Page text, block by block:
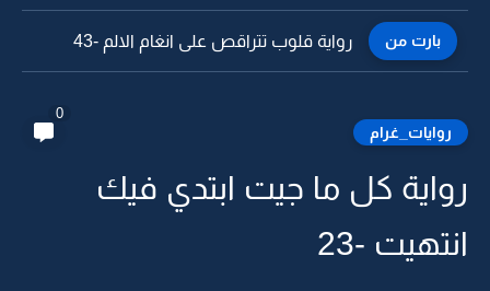
بارت من رواية قلوب تتراقص على انغام الالم -42
روايات_غرام
0
رواية كل ما جيت ابتدي فيك
انتهيت -23